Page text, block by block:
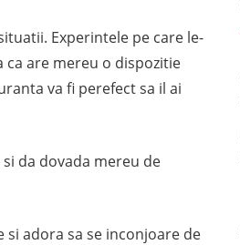
Experintele pe care le-
are mereu o dispozitie
va fi perefect sa il ai
da dovada mereu de
adora sa se inconjoare de